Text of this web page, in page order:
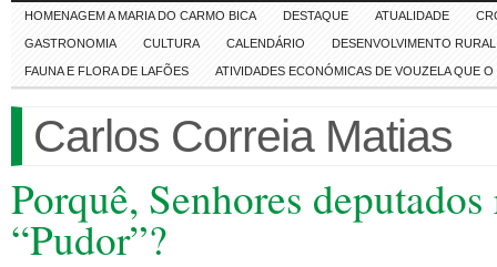
HOMENAGEM A MARIA DO CARMO BICA DESTAQUE ATUALIDADE
GASTRONOMIA CULTURA CALENDÁRIO DESENVOLVIMENTO RURAL
FAUNA E FLORA DE LAFÕES ATIVIDADES ECONÓMICAS DE VOUZELA QUE
Carlos Correia Matias
Porquê, Senhores
“Pudor”?